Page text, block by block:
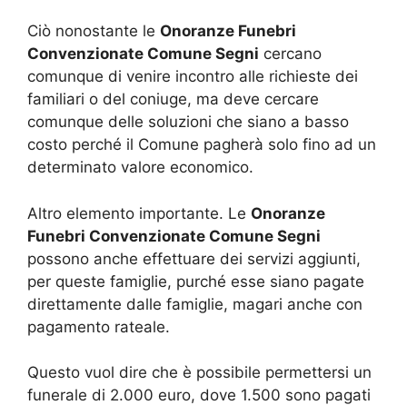
Ciò nonostante le Onoranze Funebri
Convenzionate Comune Segni cercano
comunque di venire incontro alle richieste dei
familiari o del coniuge, ma deve cercare
comunque delle soluzioni che siano a basso
costo perché il Comune pagherà solo fino ad un
determinato valore economico.
Altro elemento importante. Le Onoranze
Funebri Convenzionate Comune Segni
possono anche effettuare dei servizi aggiunti,
per queste famiglie, purché esse siano pagate
direttamente dalle famiglie, magari anche con
pagamento rateale.
Questo vuol dire che è possibile permettersi un
funerale di 2.000 euro, dove 1.500 sono pagati